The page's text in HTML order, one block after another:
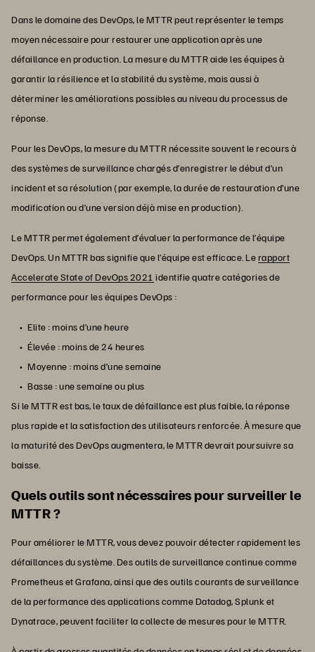
Dans le domaine des DevOps, le MTTR peut représenter le temps
moyen nécessaire pour restaurer une application après une
défaillance en production. La mesure du MTTR aide les équipes à
garantir la résilience et la stabilité du système, mais aussi à
déterminer les améliorations possibles au niveau du processus de
réponse.
Pour les DevOps, la mesure du MTTR nécessite souvent le recours à
des systèmes de surveillance chargés d’enregistrer le début d’un
incident et sa résolution (par exemple, la durée de restauration d’une
modification ou d’une version déjà mise en production).
Le MTTR permet également d’évaluer la performance de l’équipe
DevOps. Un MTTR bas signifie que l’équipe est efficace. Lerapport
Accelerate State of DevOps 2021 identifie quatre catégories de
performance pour les équipes DevOps :
Elite : moins d’une heure
Élevée : moins de 24 heures
Moyenne : moins d’une semaine
Basse : une semaine ou plus
Si le MTTR est bas, le taux de défaillance est plus faible, la réponse
plus rapide et la satisfaction des utilisateurs renforcée. À mesure que
la maturité des DevOps augmentera, le MTTR devrait poursuivre sa
baisse.
Quels outils sont nécessaires pour surveiller le
MTTR ?
Pour améliorer le MTTR, vous devez pouvoir détecter rapidement les
défaillances du système. Des outils de surveillance continue comme
Prometheus et Grafana, ainsi que des outils courants de surveillance
de la performance des applications comme Datadog, Splunk et
Dynatrace, peuvent faciliter la collecte de mesures pour le MTTR.